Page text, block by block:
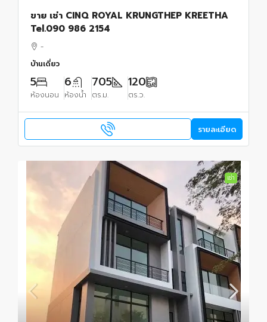
ขาย เช่า CINQ ROYAL KRUNGTHEP KREETHA
Tel.090 986 2154
-
บ้านเดี่ยว
5
ห้องนอน
6
ห้องน้ำ
705
ตร.ม.
120
ตร.ว.
รายละเอียด
เช่า